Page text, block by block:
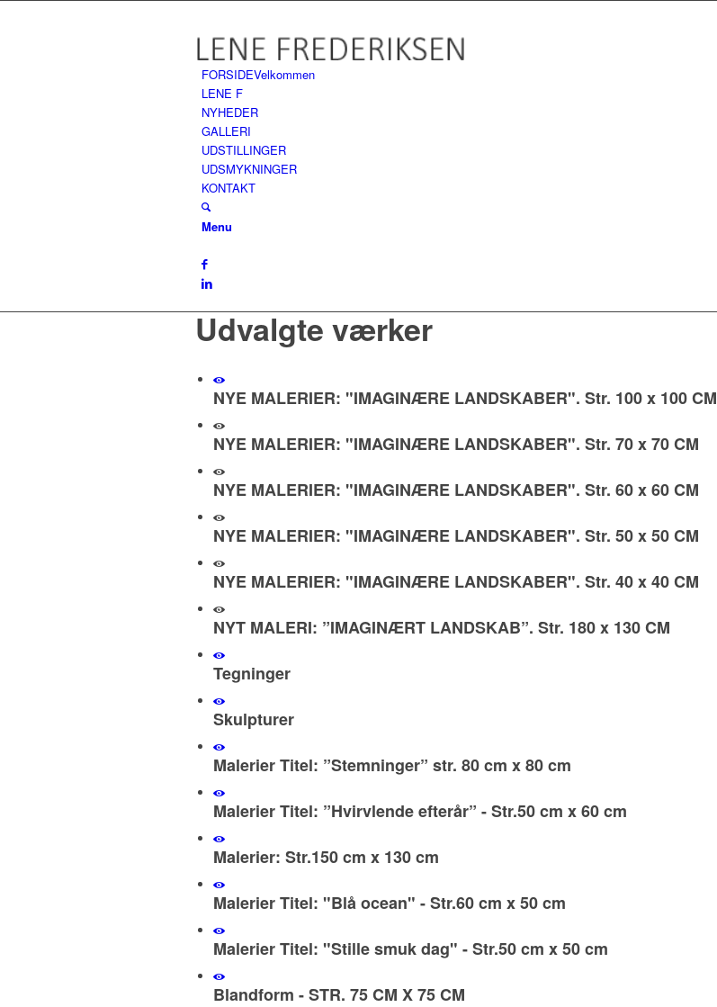
FORSIDEVelkommen
LENE F
NYHEDER
GALLERI
UDSTILLINGER
UDSMYKNINGER
KONTAKT
Menu
Udvalgte værker
NYE MALERIER: "IMAGINÆRE LANDSKABER". Str. 100 x 100 CM
NYE MALERIER: "IMAGINÆRE LANDSKABER". Str. 70 x 70 CM
NYE MALERIER: "IMAGINÆRE LANDSKABER". Str. 60 x 60 CM
NYE MALERIER: "IMAGINÆRE LANDSKABER". Str. 50 x 50 CM
NYE MALERIER: "IMAGINÆRE LANDSKABER". Str. 40 x 40 CM
NYT MALERI: ”IMAGINÆRT LANDSKAB”. Str. 180 x 130 CM
Tegninger
Skulpturer
Malerier Titel: ”Stemninger” str. 80 cm x 80 cm
Malerier Titel: ”Hvirvlende efterår” - Str.50 cm x 60 cm
Malerier: Str.150 cm x 130 cm
Malerier Titel: "Blå ocean" - Str.60 cm x 50 cm
Malerier Titel: "Stille smuk dag" - Str.50 cm x 50 cm
Blandform - STR. 75 CM X 75 CM